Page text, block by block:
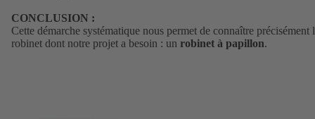
CONCLUSION :
Cette démarche systématique nous permet de connaître précisément
robinet dont notre projet a besoin : un robinet à papillon.